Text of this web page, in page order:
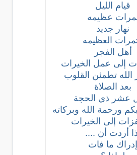
قيام الليل
عظيمه
نهار جديد
العظيمه
أهل الفجر
إلى عمل الخيرات
الله تطمئن القلوب
بعد الصلاة
عشر ذي الحجة
ورحمة الله وبركاته
إلى الخيرات
إذا أردت أن ....
إدراك ما فات